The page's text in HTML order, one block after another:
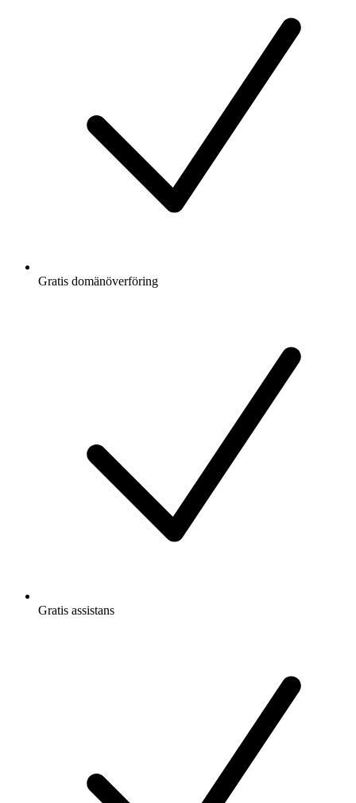
Gratis domänöverföring
Gratis assistans